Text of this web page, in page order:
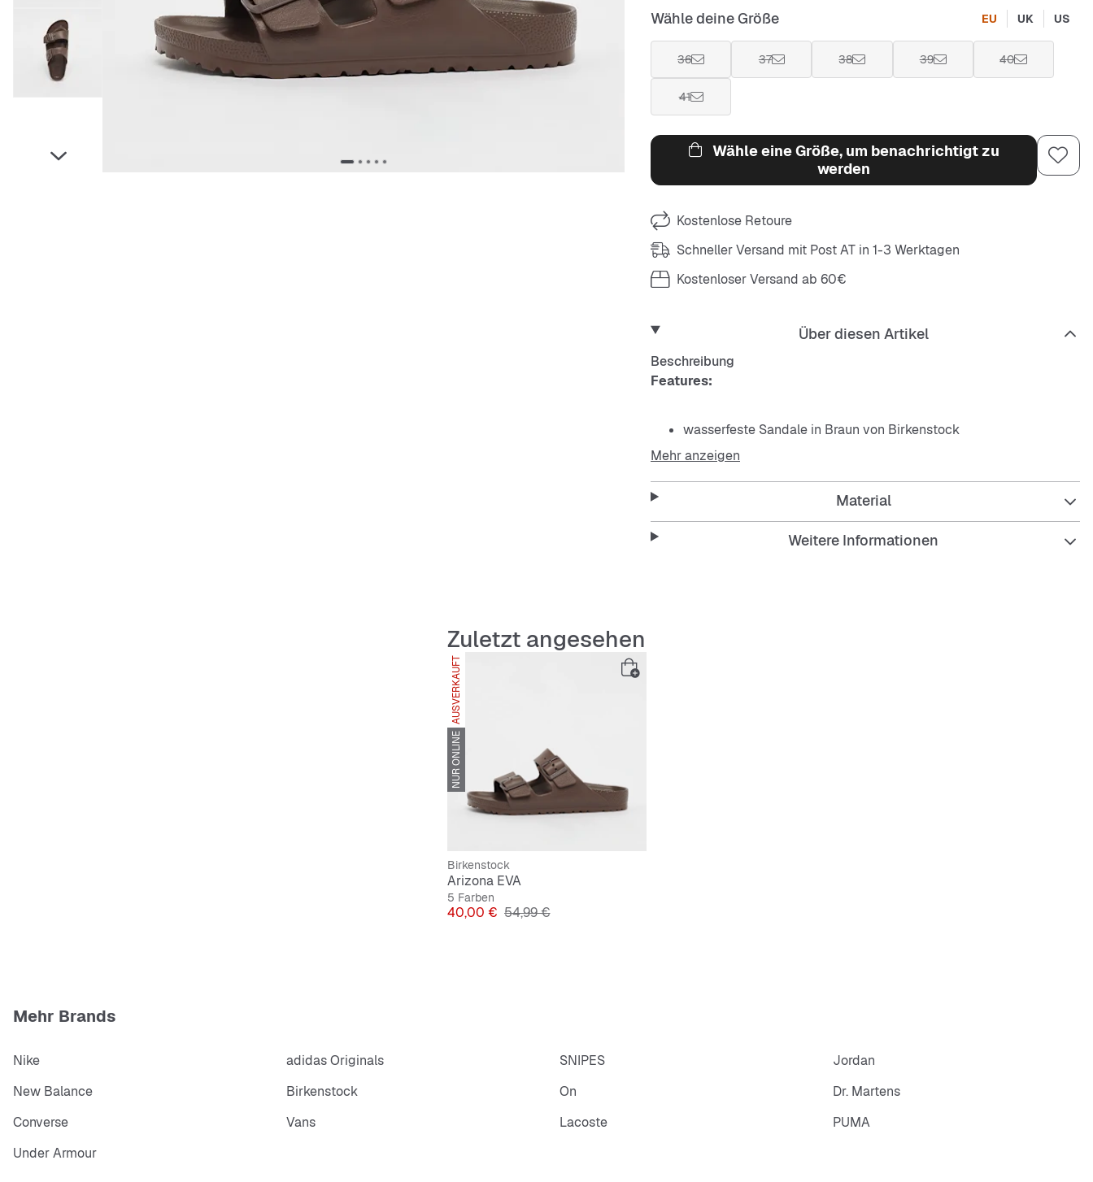
Wähle deine Größe EU UK US
36 37 38 39 40
41
Wähle eine Größe, um benachrichtigt zu
werden
Kostenlose Retoure
Schneller Versand mit Post AT in 1-3 Werktagen
Kostenloser Versand ab 60€
Über diesen Artikel
Beschreibung
Features:
wasserfeste Sandale in Braun von Birkenstock
rutschfester Laufkomfort
zwei Riemen bieten eine individuelle Passform
geformtes Fußbett ermöglicht ganztägigen Komfort
Mehr anzeigen
Material
Weitere Informationen
Zuletzt angesehen
AUSVERKAUFT
NUR ONLINE
Birkenstock
Arizona EVA
5 Farben
Preis
40,00 € Originalpreis
54,99 €
Mehr Brands
Nike adidas Originals SNIPES
Jordan
New Balance
Birkenstock On
Dr. Martens
Converse
Vans Lacoste
PUMA
Under Armour